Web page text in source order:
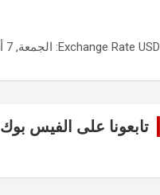
Exchange Rate USD : الجمعة, 7 أغسطس.
تابعونا على الفيس بوك